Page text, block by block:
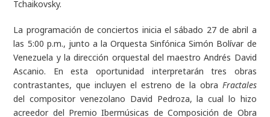
Tchaikovsky.
La programación de conciertos inicia el sábado 27 de abril a
las 5:00 p.m., junto a la Orquesta Sinfónica Simón Bolívar de
Venezuela y la dirección orquestal del maestro Andrés David
Ascanio. En esta oportunidad interpretarán tres obras
contrastantes, que incluyen el estreno de la obra Fractales
del compositor venezolano David Pedroza, la cual lo hizo
acreedor del Premio Ibermúsicas de Composición de Obra